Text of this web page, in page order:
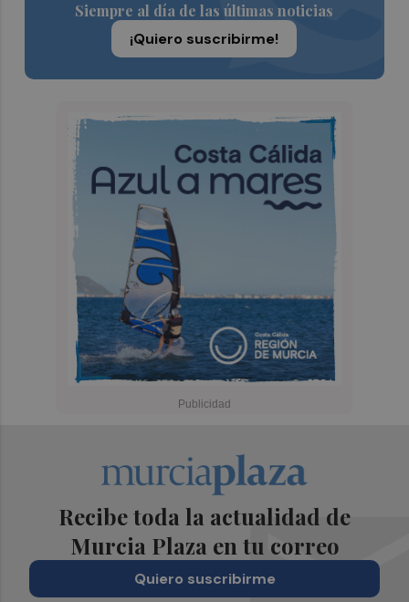
Siempre al día de las últimas noticias
¡Quiero suscribirme!
Recibe toda la actualidad de
Murcia Plaza en tu correo
Quiero suscribirme